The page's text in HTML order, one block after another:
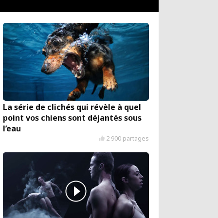
La série de clichés qui révèle à quel
point vos chiens sont déjantés sous
l’eau
2 900 partages